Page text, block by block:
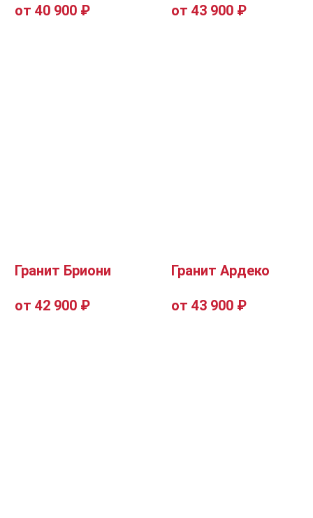
от 40 900 ₽ от 43 900 ₽
Гранит Бриони
от 42 900 ₽
Гранит Ардеко
от 43 900 ₽